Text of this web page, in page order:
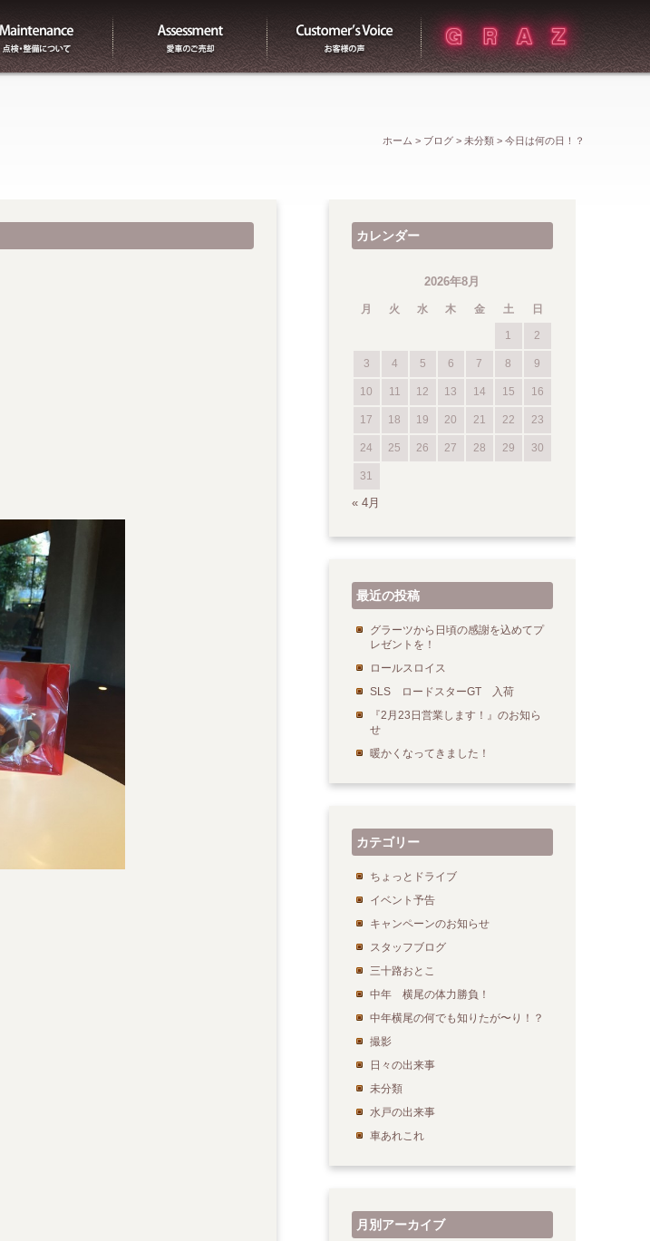
整備 買取 お客様の声
ホーム > ブログ > 未分類 > 今日は何の日！？
カレンダー
2026年8月
月 火 水 木 金 土 日
1 2
3 4 5 6 7 8 9
10 11 12 13 14 15 16
17 18 19 20 21 22 23
24 25 26 27 28 29 30
31
« 4月
最近の投稿
グラーツから日頃の感謝を込めてプ
レゼントを！
ロールスロイス
SLS ロードスターGT 入荷
『2月23日営業します！』のお知ら
せ
暖かくなってきました！
カテゴリー
ちょっとドライブ
イベント予告
キャンペーンのお知らせ
スタッフブログ
三十路おとこ
中年 横尾の体力勝負！
中年横尾の何でも知りたが〜り！？
撮影
日々の出来事
未分類
水戸の出来事
車あれこれ
月別アーカイブ